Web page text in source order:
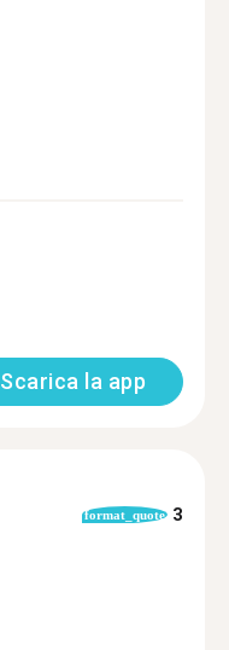
Scarica la app
format_quote 3